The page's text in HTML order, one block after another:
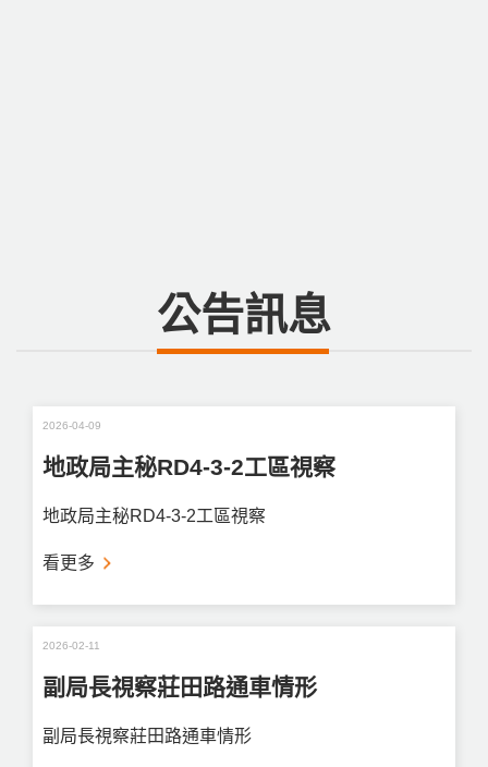
公告訊息
2026-04-09
地政局主秘RD4-3-2工區視察
地政局主秘RD4-3-2工區視察
看更多
2026-02-11
副局長視察莊田路通車情形
副局長視察莊田路通車情形